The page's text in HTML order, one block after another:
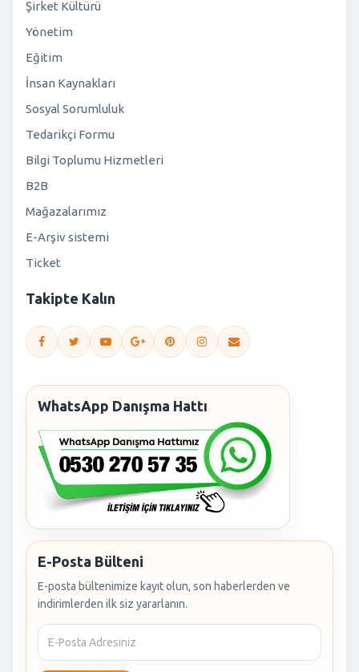
Şirket Kültürü
Yönetim
Eğitim
İnsan Kaynakları
Sosyal Sorumluluk
Tedarikçi Formu
Bilgi Toplumu Hizmetleri
B2B
Mağazalarımız
E-Arşiv sistemi
Ticket
Takipte Kalın
WhatsApp Danışma Hattı
E-Posta Bülteni
E-posta bültenimize kayıt olun, son haberlerden ve
indirimlerden ilk siz yararlanın.